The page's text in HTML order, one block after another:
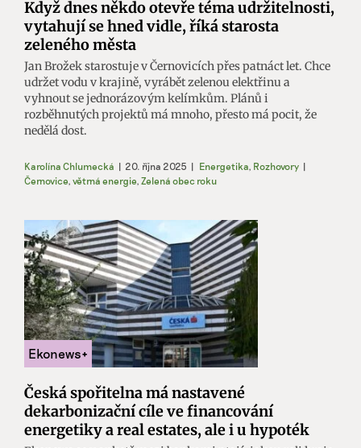
Když dnes někdo otevře téma udržitelnosti,
vytahují se hned vidle, říká starosta
zeleného města
Jan Brožek starostuje v Černovicích přes patnáct let. Chce
udržet vodu v krajině, vyrábět zelenou elektřinu a
vyhnout se jednorázovým kelímkům. Plánů i
rozběhnutých projektů má mnoho, přesto má pocit, že
nedělá dost.
Karolína Chlumecká | 20. října 2025 | Energetika, Rozhovory |
Černovice, větrná energie, Zelená obec roku
Česká spořitelna má nastavené
dekarbonizační cíle ve financování
energetiky a real estates, ale i u hypoték